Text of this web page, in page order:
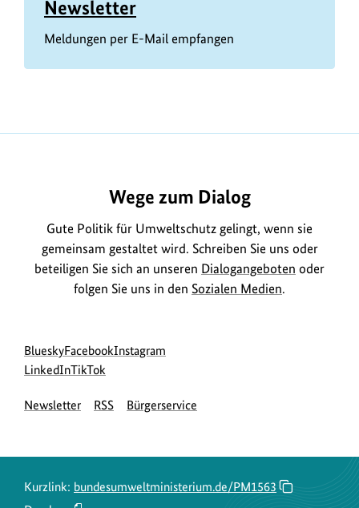
Newsletter
Meldungen per E-Mail empfangen
Wege zum Dialog
Gute Politik für Umweltschutz gelingt, wenn sie
gemeinsam gestaltet wird. Schreiben Sie uns oder
beteiligen Sie sich an unseren Dialogangeboten oder
folgen Sie uns in den Sozialen Medien.
Social
Media
Blueskyzur
Bluesky-
des
Facebookzur
des
Instagram
des
LinkedInzur
Seite
zur
Seite
TikTok
Newsletter RSS Bürgerservice
Kurzlink: bundesumweltministerium.de/PM1563